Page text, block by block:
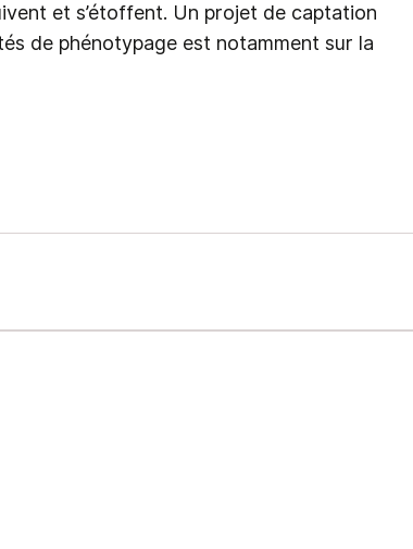
et s’étoffent. Un projet de captation
de phénotypage est notamment sur la